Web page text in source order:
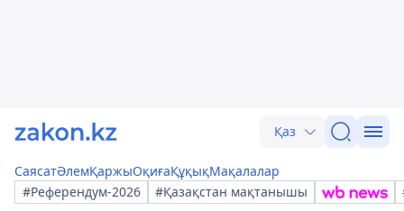
Қаз
СаясатӘлемҚаржыОқиғаҚұқықМақалалар
#Референдум-2026
#Қазақстан мақтанышы